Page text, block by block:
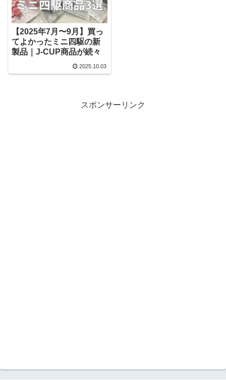
【2025年7月〜9月】買っ
てよかったミニ四駆の新
製品｜J-CUP商品が続々
2025.10.03
スポンサーリンク